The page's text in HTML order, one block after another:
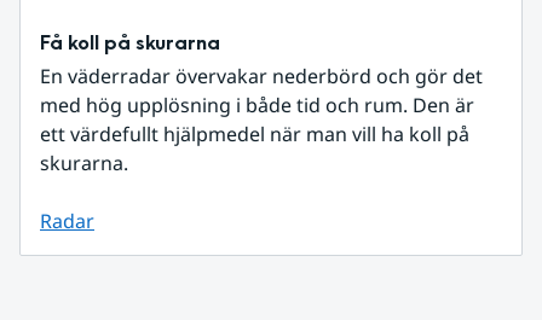
Få koll på skurarna
En väderradar övervakar nederbörd och gör det
med hög upplösning i både tid och rum. Den är
ett värdefullt hjälpmedel när man vill ha koll på
skurarna.
Radar